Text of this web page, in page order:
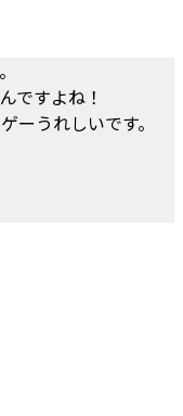
ですよね！
ーうれしいです。